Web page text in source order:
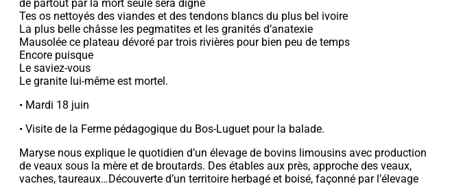
de partout par la mort seule sera digne
Tes os nettoyés des viandes et des tendons blancs du plus bel ivoire
La plus belle châsse les pegmatites et les granités d’anatexie
Mausolée ce plateau dévoré par trois rivières pour bien peu de temps
Encore puisque
Le saviez-vous
Le granite lui-même est mortel.
• Mardi 18 juin
• Visite de la Ferme pédagogique du Bos-Luguet pour la balade.
Maryse nous explique le quotidien d’un élevage de bovins limousins avec production
de veaux sous la mère et de broutards. Des étables aux près, approche des veaux,
vaches, taureaux…Découverte d’un territoire herbagé et boisé, façonné par l’élevage